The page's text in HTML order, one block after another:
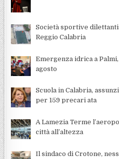
Società sportive
Reggio Calabria
Emergenza idrica a
agosto
Scuola in Calabria,
per 159 precari ata
A Lamezia Terme
città all’altezza
Il sindaco di Crotone,